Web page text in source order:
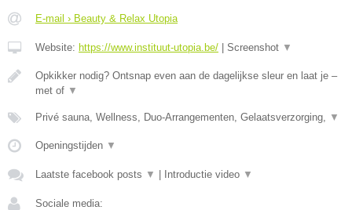
E-mail › Beauty & Relax Utopia
Website: https://www.instituut-utopia.be/ Screenshot ▼
Opkikker nodig? Ontsnap even aan de dagelijkse sleur en laat je –
met of ▼
Privé sauna, Wellness, Duo-Arrangementen, Gelaatsverzorging, ▼
Openingstijden ▼
Laatste facebook posts ▼ Introductie video ▼
Sociale media: